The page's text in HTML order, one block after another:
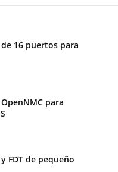
16 puertos para
para
FDT de pequeño